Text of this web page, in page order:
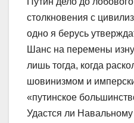
столкновения с
одно я берусь
Шанс на перемены
лишь тогда, когда
шовинизмом и
«путинское
Удастся ли